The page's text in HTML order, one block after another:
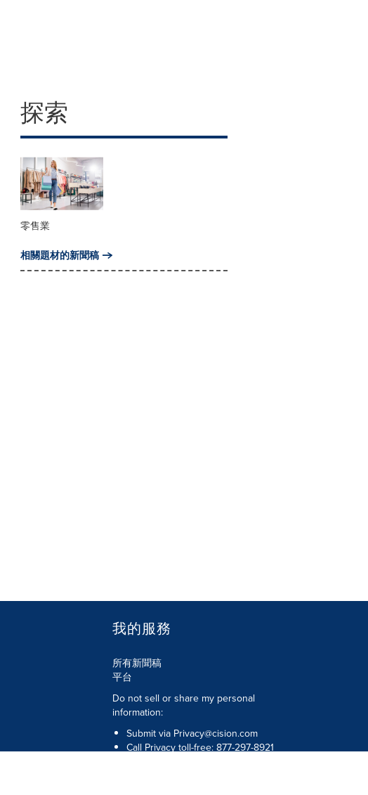
探索
零售業
相關題材的新聞稿
我的服務
所有新聞稿
平台
Do not sell or share my personal
information:
Submit via Privacy@cision.com
Call Privacy toll-free: 877-297-8921